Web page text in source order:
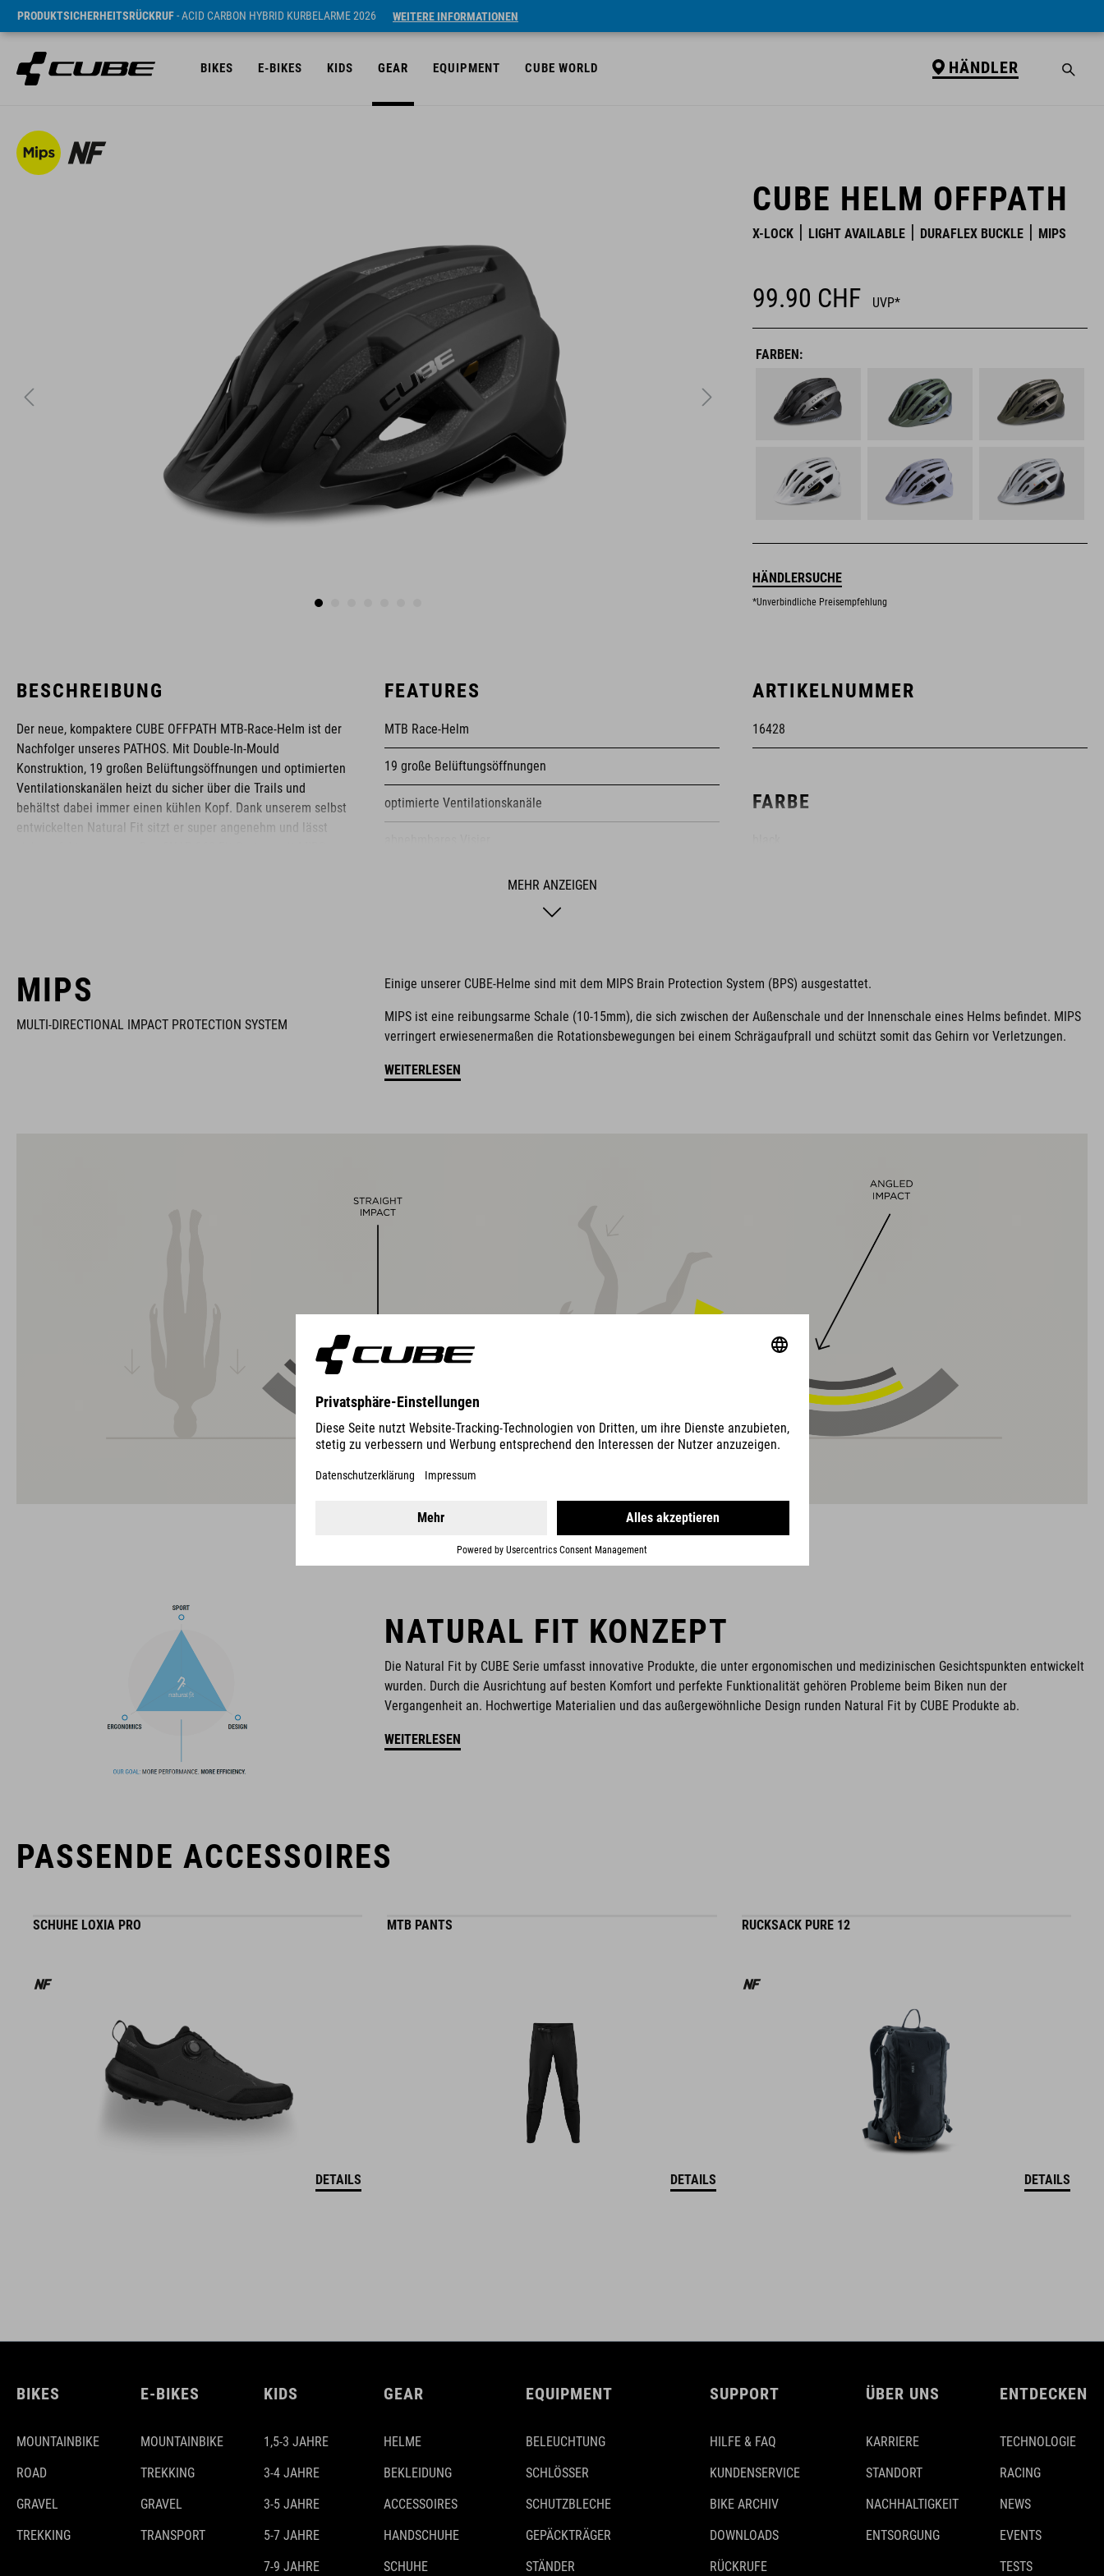
PRODUKTSICHERHEITSRÜCKRUF- ACID CARBON HYBRID KURBELARME 2026 WEITERE INFORMATIONEN
BIKES E-BIKES KIDS GEAR EQUIPMENT CUBE WORLD HÄNDLER
UVP* 99.9 CHF
CUBE HELM OFFPATH
X-LOCK LIGHT AVAILABLE DURAFLEX BUCKLE MIPS
99.90 CHF UVP*
FARBEN:
HÄNDLERSUCHE
*Unverbindliche Preisempfehlung
BESCHREIBUNG
Der neue, kompaktere CUBE OFFPATH MTB-Race-Helm ist der
Nachfolger unseres PATHOS. Mit Double-In-Mould
Konstruktion, 19 großen Belüftungsöffnungen und optimierten
Ventilationskanälen heizt du sicher über die Trails und
behältst dabei immer einen kühlen Kopf. Dank unserem selbst
entwickelten Natural Fit sitzt er super angenehm und lässt
MARKE
FEATURES
MTB Race-Helm
19 große Belüftungsöffnungen
optimierte Ventilationskanäle
einhändig bedienbares und höhenverstellbares SNAP 360 Fit
X-Lock Befestigungssystem
nachrüstbares Licht
herausnehmbare und waschbare Polster
ARTIKELNUMMER
16428
FARBE
GRÖSSE
DOWNLOADS
CUBE_Helm_Manual
MEHR ANZEIGEN
MIPS
MULTI-DIRECTIONAL IMPACT PROTECTION SYSTEM
Einige unserer CUBE-Helme sind mit dem MIPS Brain Protection System (BPS) ausgestattet.
MIPS ist eine reibungsarme Schale (10-15mm), die sich zwischen der Außenschale und der Innenschale eines Helms befindet. MIPS
verringert erwiesenermaßen die Rotationsbewegungen bei einem Schrägaufprall und schützt somit das Gehirn vor Verletzungen.
WEITERLESEN
NATURAL FIT KONZEPT
Die Natural Fit by CUBE Serie umfasst innovative Produkte, die unter ergonomischen und medizinischen Gesichtspunkten entwickelt
wurden. Durch die Ausrichtung auf besten Komfort und perfekte Funktionalität gehören Probleme beim Biken nun der
Vergangenheit an. Hochwertige Materialien und das außergewöhnliche Design runden Natural Fit by CUBE Produkte ab.
WEITERLESEN
PASSENDE ACCESSOIRES
SCHUHE LOXIA PRO
DETAILS
MTB PANTS
DETAILS
RUCKSACK PURE 12
DETAILS
BIKES
MOUNTAINBIKE
ROAD
GRAVEL
TREKKING
E-BIKES
MOUNTAINBIKE
TREKKING
GRAVEL
TRANSPORT
KIDS
1,5-3 JAHRE
3-4 JAHRE
3-5 JAHRE
5-7 JAHRE
7-9 JAHRE
GEAR
HELME
BEKLEIDUNG
ACCESSOIRES
HANDSCHUHE
SCHUHE
EQUIPMENT
BELEUCHTUNG
SCHLÖSSER
SCHUTZBLECHE
GEPÄCKTRÄGER
STÄNDER
SUPPORT
HILFE & FAQ
KUNDENSERVICE
BIKE ARCHIV
DOWNLOADS
RÜCKRUFE
ÜBER UNS
KARRIERE
STANDORT
NACHHALTIGKEIT
ENTSORGUNG
ENTDECKEN
TECHNOLOGIE
RACING
NEWS
EVENTS
TESTS